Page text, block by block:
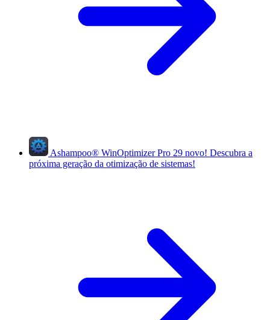
Ashampoo® WinOptimizer Pro 29 novo! Descubra a
próxima geração da otimização de sistemas!